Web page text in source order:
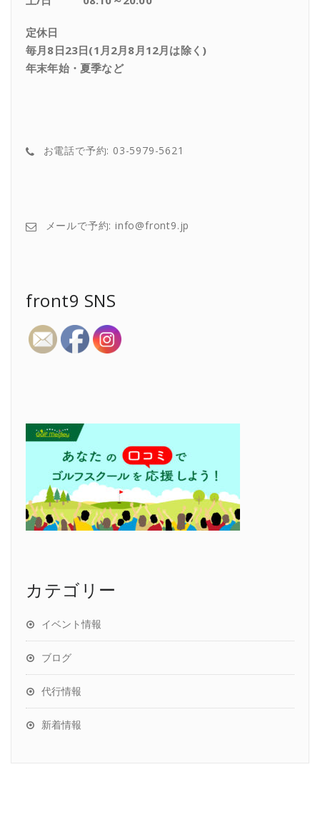
定休日
毎月8日23日(1月2月8月12月は除く)
年末年始・夏季など
お電話で予約: 03-5979-5621
メールで予約: info@front9.jp
front9 SNS
カテゴリー
イベント情報
ブログ
代行情報
新着情報